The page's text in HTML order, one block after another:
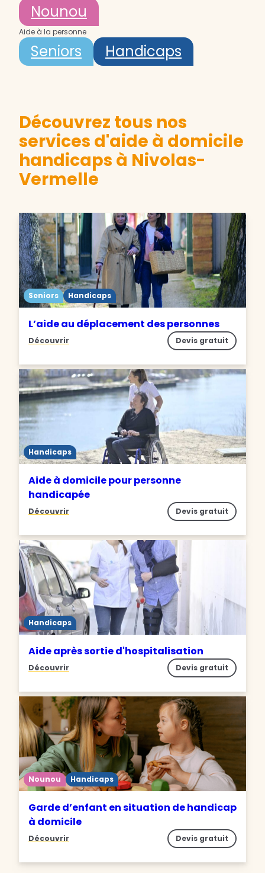
Nounou
Aide à la personne
Seniors Handicaps
Découvrez tous nos
services d'aide à domicile
handicaps à Nivolas-
Vermelle
Seniors Handicaps
L’aide au déplacement des personnes
Découvrir Devis gratuit
Handicaps
Aide à domicile pour personne
handicapée
Découvrir Devis gratuit
Handicaps
Aide après sortie d'hospitalisation
Découvrir Devis gratuit
Nounou Handicaps
Garde d’enfant en situation de handicap
à domicile
Découvrir Devis gratuit